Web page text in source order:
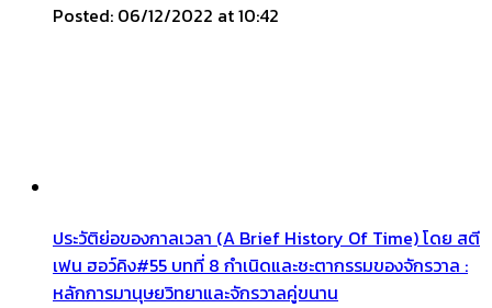
Posted: 06/12/2022 at 10:42
ประวัติย่อของกาลเวลา (A Brief History Of Time) โดย สตี
เฟน ฮอว์คิง#55 บทที่ 8 กำเนิดและชะตากรรมของจักรวาล :
หลักการมานุษยวิทยาและจักรวาลคู่ขนาน